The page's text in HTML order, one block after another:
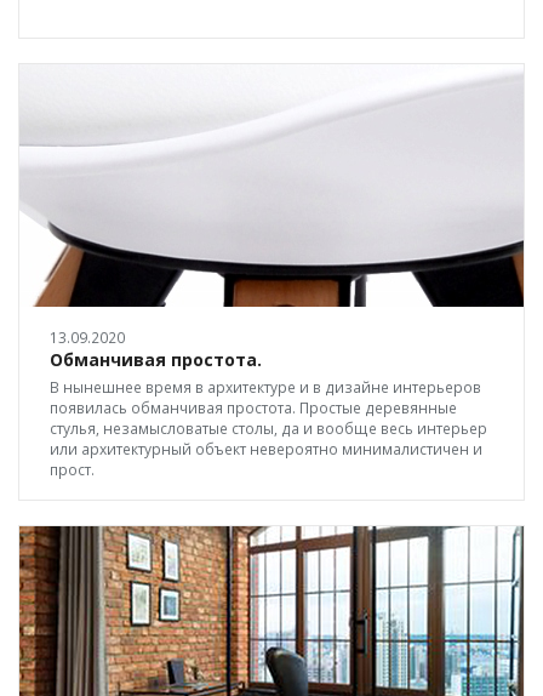
13.09.2020
Обманчивая простота.
В нынешнее время в архитектуре и в дизайне интерьеров
появилась обманчивая простота. Простые деревянные
стулья, незамысловатые столы, да и вообще весь интерьер
или архитектурный объект невероятно минималистичен и
прост.